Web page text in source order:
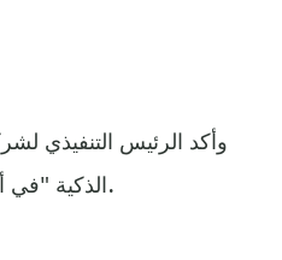
وأكد الرئيس التنفيذي
الذكية "في أي وقت"، لكنهم سوف يلتزمون في الوقت الحاضر بمنصة غوغل.